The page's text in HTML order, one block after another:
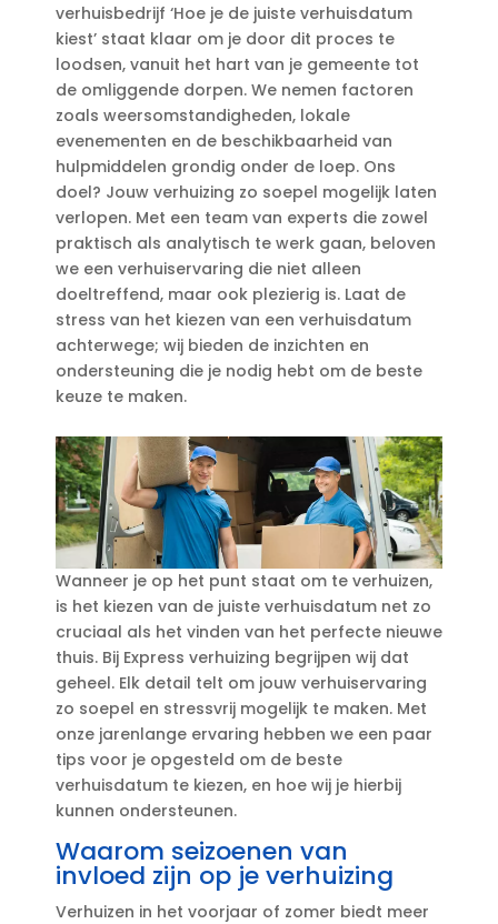
verhuisbedrijf ‘Hoe je de juiste verhuisdatum
kiest’ staat klaar om je door dit proces te
loodsen, vanuit het hart van je gemeente tot
de omliggende dorpen.​ We nemen factoren
zoals weersomstandigheden, lokale
evenementen en de beschikbaarheid van
hulpmiddelen grondig onder de loep.​ Ons
doel? Jouw verhuizing zo soepel mogelijk laten
verlopen.​ Met een team van experts die zowel
praktisch als analytisch te werk gaan, beloven
we een verhuiservaring die niet alleen
doeltreffend, maar ook plezierig is.​ Laat de
stress van het kiezen van een verhuisdatum
achterwege; wij bieden de inzichten en
ondersteuning die je nodig hebt om de beste
keuze te maken.​
Wanneer je op het punt staat om te verhuizen,
is het kiezen van de juiste verhuisdatum net zo
cruciaal als het vinden van het perfecte nieuwe
thuis.​ Bij Express verhuizing begrijpen wij dat
geheel.​ Elk detail telt om jouw verhuiservaring
zo soepel en stressvrij mogelijk te maken.​ Met
onze jarenlange ervaring hebben we een paar
tips voor je opgesteld om de beste
verhuisdatum te kiezen, en hoe wij je hierbij
kunnen ondersteunen.​
Waarom seizoenen van
invloed zijn op je verhuizing
Verhuizen in het voorjaar of zomer biedt meer